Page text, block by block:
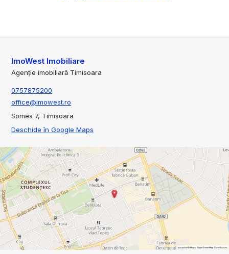
ImoWest Imobiliare
Agenție imobiliară Timisoara
0757875200
office@imowest.ro
Somes 7, Timisoara
Deschide în Google Maps